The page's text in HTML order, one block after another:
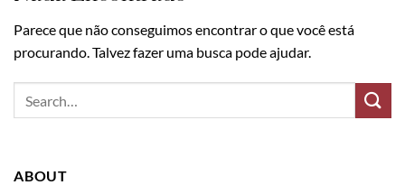
Parece que não conseguimos encontrar o que você está
procurando. Talvez fazer uma busca pode ajudar.
ABOUT